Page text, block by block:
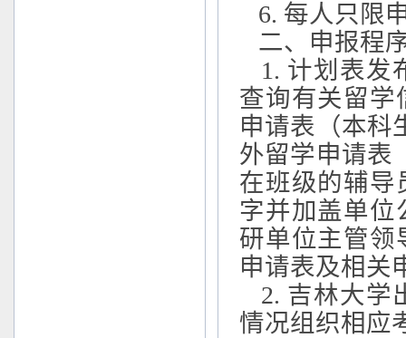
6. 每人只限
二、申报程
1 . 计划表发
查询有关留学
申请表（本科
外留学申请表
在班级的辅导
字并加盖单位
研单位主管领
申请表及相关
2. 吉林大学
情况组织相应